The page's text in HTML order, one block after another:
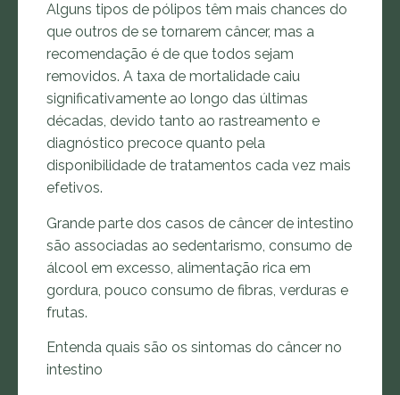
Alguns tipos de pólipos têm mais chances do
que outros de se tornarem câncer, mas a
recomendação é de que todos sejam
removidos. A taxa de mortalidade caiu
significativamente ao longo das últimas
décadas, devido tanto ao rastreamento e
diagnóstico precoce quanto pela
disponibilidade de tratamentos cada vez mais
efetivos.
Grande parte dos casos de câncer de intestino
são associadas ao sedentarismo, consumo de
álcool em excesso, alimentação rica em
gordura, pouco consumo de fibras, verduras e
frutas.
Entenda quais são os sintomas do câncer no
intestino